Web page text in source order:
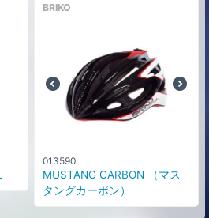
BRIKO
013590
MUSTANG CARBON （マス
タングカーボン）